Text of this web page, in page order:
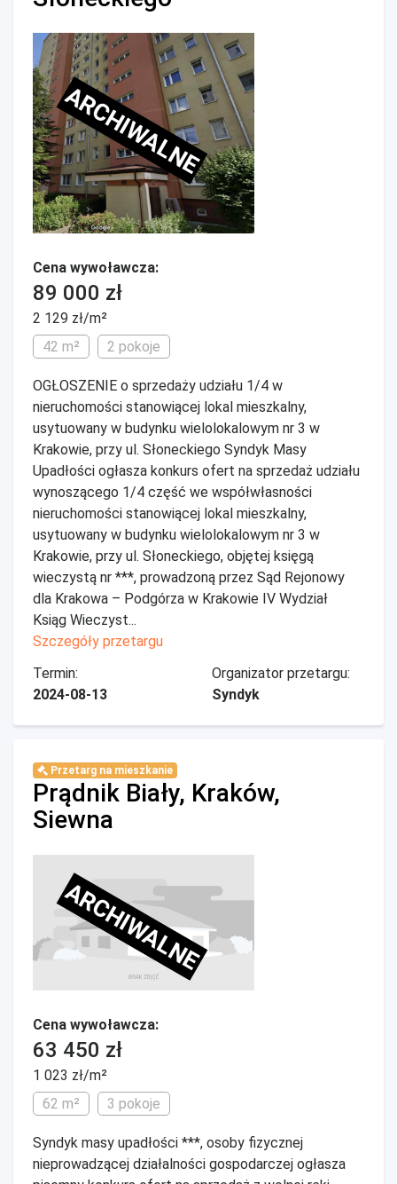
ARCHIWALNE
Cena wywoławcza:
89 000 zł
2 129 zł/m²
42 m²
2 pokoje
OGŁOSZENIE o sprzedaży udziału 1/4 w
nieruchomości stanowiącej lokal mieszkalny,
usytuowany w budynku wielolokalowym nr 3 w
Krakowie, przy ul. Słoneckiego Syndyk Masy
Upadłości ogłasza konkurs ofert na sprzedaż udziału
wynoszącego 1/4 część we współwłasności
nieruchomości stanowiącej lokal mieszkalny,
usytuowany w budynku wielolokalowym nr 3 w
Krakowie, przy ul. Słoneckiego, objętej księgą
wieczystą nr ***, prowadzoną przez Sąd Rejonowy
dla Krakowa – Podgórza w Krakowie IV Wydział
Ksiąg Wieczyst...
Szczegóły przetargu
Termin:
2024-08-13
Organizator przetargu:
Syndyk
Przetarg na mieszkanie
Prądnik Biały, Kraków,
Siewna
ARCHIWALNE
Cena wywoławcza:
63 450 zł
1 023 zł/m²
62 m²
3 pokoje
Syndyk masy upadłości ***, osoby fizycznej
nieprowadzącej działalności gospodarczej ogłasza